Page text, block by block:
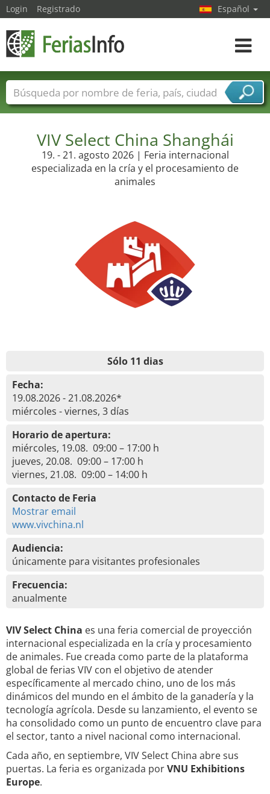
VIV Select China Shanghái
19. - 21. agosto 2026 | Feria internacional
especializada en la cría y el procesamiento de
animales
Sólo 11 dias
Fecha:
19.08.2026 - 21.08.2026*
miércoles - viernes, 3 días
Horario de apertura:
miércoles, 19.08. 09:00 – 17:00 h
jueves, 20.08. 09:00 – 17:00 h
viernes, 21.08. 09:00 – 14:00 h
Contacto de Feria
Mostrar email
www.vivchina.nl
Audiencia:
únicamente para visitantes profesionales
Frecuencia:
anualmente
VIV Select China es una feria comercial de proyección
internacional especializada en la cría y procesamiento
de animales. Fue creada como parte de la plataforma
global de ferias VIV con el objetivo de atender
específicamente al mercado chino, uno de los más
dinámicos del mundo en el ámbito de la ganadería y la
tecnología agrícola. Desde su lanzamiento, el evento se
ha consolidado como un punto de encuentro clave para
el sector, tanto a nivel nacional como internacional.
Cada año, en septiembre, VIV Select China abre sus
puertas. La feria es organizada porVNU Exhibitions
Europe.
Login Registrado Español
toggle
Nombres de ferias Países
Ciudades
Sectores de proveedor de servicios